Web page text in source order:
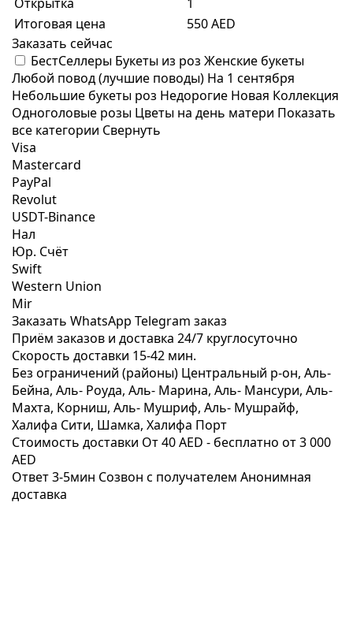
Итоговая цена
550 AED
Заказать сейчас
БестСеллеры Букеты из роз Женские букеты
Любой повод (лучшие поводы) На 1 сентября
Небольшие букеты роз Недорогие Новая Коллекция
Одноголовые розы Цветы на день матери Показать
все категории Свернуть
Visa
Mastercard
PayPal
Revolut
USDT-Binance
Нал
Юр. Счёт
Swift
Western Union
Mir
Заказать WhatsApp Telegram заказ
Приём заказов и доставка 24/7 круглосуточно
Скорость доставки 15-42 мин.
Без ограничений (районы) Центральный р-он, Аль-
Бейна, Аль- Роуда, Аль- Марина, Аль- Мансури, Аль-
Махта, Корниш, Аль- Мушриф, Аль- Мушрайф,
Халифа Сити, Шамка, Халифа Порт
Стоимость доставки От 40 AED - бесплатно от 3 000
AED
Ответ 3-5мин Созвон с получателем Анонимная
доставка